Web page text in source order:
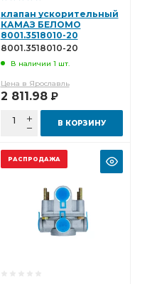
клапан ускорительный
КАМАЗ БЕЛОМО
8001.3518010-20
8001.3518010-20
В наличии 1 шт.
Цена в Ярославль
2 811.98 Р
В КОРЗИНУ
РАСПРОДАЖА